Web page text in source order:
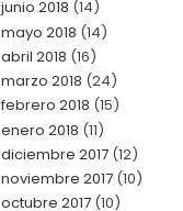
junio 2018 (14)
mayo 2018 (14)
abril 2018 (16)
marzo 2018 (24)
febrero 2018 (15)
enero 2018 (11)
diciembre 2017(12)
noviembre 2017(10)
octubre 2017(10)